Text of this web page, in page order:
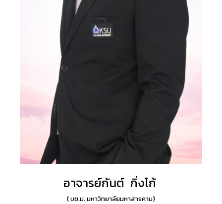
อาจารย์กันต์ กิ่งโก้
( บช.ม. มหาวิทยาลัยมหาสารคาม)